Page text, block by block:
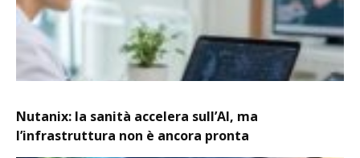
Nutanix: la sanità accelera sull’AI, ma
l’infrastruttura non è ancora pronta